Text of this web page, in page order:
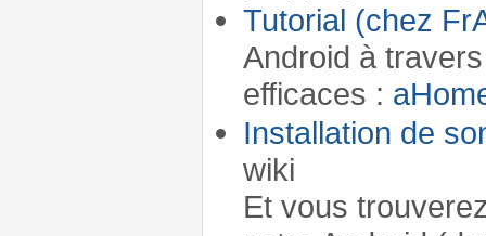
Tutorial (chez
Android à
efficaces :
Installation de
wiki
Et vous